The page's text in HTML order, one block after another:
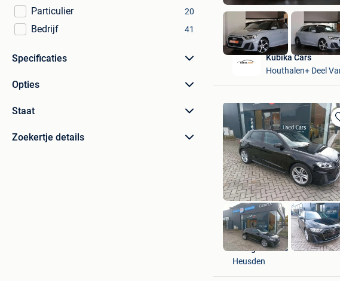
Particulier
20
Bedrijf 41
Specificaties
Opties
Staat
Zoekertje details
Kubika Cars
Houthalen+ Deel
in
Garage Geurts
Heusden